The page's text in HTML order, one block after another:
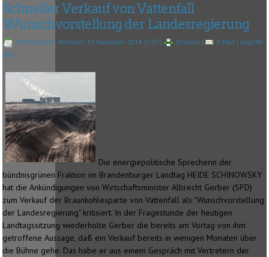
Schneller Verkauf von Vattenfall
Wunschvorstellung der Landesregierung
Veröffentlicht: Mittwoch, 19. November 2014 17:57 | Drucken | E-Mail | Zugriffe:
6051
Die energiepolitische Sprecherin der
bündnisgrünen Fraktion im Brandenburger Landtag HEIDE SCHINOWSKY
hat die Ankündigungen von Wirtschaftsminister Albrecht Gerber (SPD)
zum Verkauf der Braunkohlesparte von Vattenfall als "Wunschvorstellung
der Landesregierung" kritisiert. In der Fragestunde der heutigen
Landtagssitzung wiederholte Gerber die bereits am Vortag von ihm
getroffene Aussage, daß ein Verkauf bereits in wenigen Monaten über
die Bühne gehe. Das habe er aus einem Gespräch mit Vertretern der